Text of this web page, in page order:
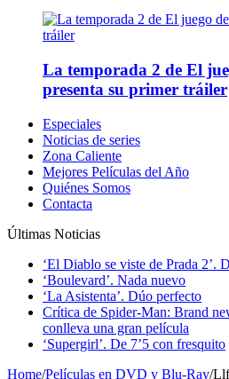
La temporada 2 de El
presenta su primer tráiler
Especiales
Noticias de series
Zona Caliente
Mejores Películas del Año
Quiénes Somos
Contacta
Últimas Noticias
‘El Diablo se viste de Prada 2’.
‘Boulevard’. Nada nuevo
‘La Asistenta’. Dúo perfecto
Crítica de Spider-Man: Brand
conlleva una gran película
‘Supergirl’. De 7’5 con fresquito
Home/Películas en DVD y Blu-Ray/